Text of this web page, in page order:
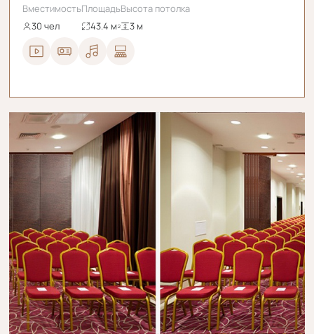
Вместимость
30 чел
Площадь
43.4 м2
Высота потолка
3 м